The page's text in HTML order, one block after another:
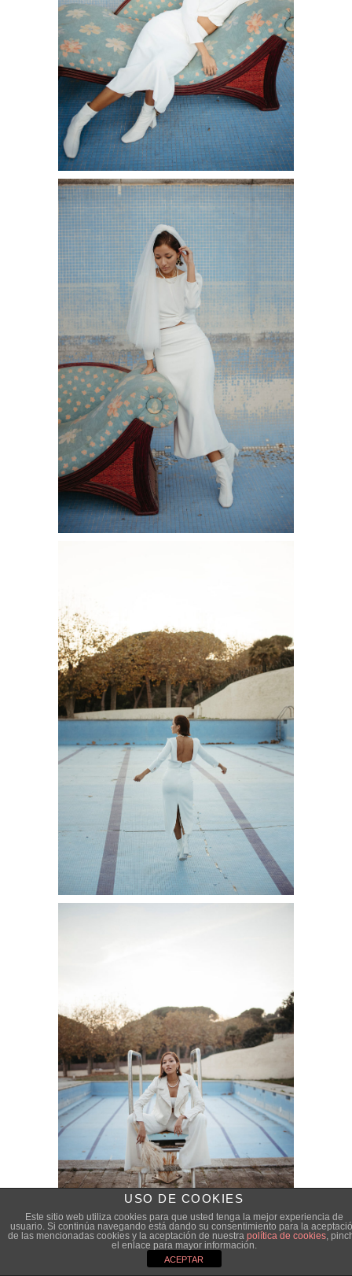
USO DE COOKIES
Este sitio web utiliza cookies para que usted tenga la mejor experiencia de
usuario. Si continúa navegando está dando su consentimiento para la
de las mencionadas cookies y la aceptación de nuestra política de cookies,
el enlace para mayor información.
ACEPTAR